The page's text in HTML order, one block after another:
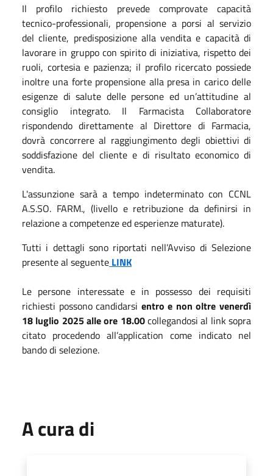
Il profilo richiesto prevede comprovate capacità
tecnico-professionali, propensione a porsi al servizio
del cliente, predisposizione alla vendita e capacità di
lavorare in gruppo con spirito di iniziativa, rispetto dei
ruoli, cortesia e pazienza; il profilo ricercato possiede
inoltre una forte propensione alla presa in carico delle
esigenze di salute delle persone ed un’attitudine al
consiglio integrato. Il Farmacista Collaboratore
rispondendo direttamente al Direttore di Farmacia,
dovrà concorrere al raggiungimento degli obiettivi di
soddisfazione del cliente e di risultato economico di
vendita.
L'assunzione sarà a tempo indeterminato con CCNL
A.S.SO. FARM., (livello e retribuzione da definirsi in
relazione a competenze ed esperienze maturate).
Tutti i dettagli sono riportati nell’Avviso di Selezione
presente al seguente LINK
Le persone interessate e in possesso dei requisiti
richiesti possono candidarsi entro e non oltre venerdì
18 luglio 2025 alle ore 18.00collegandosi al link sopra
citato procedendo all’application come indicato nel
bando di selezione.
A cura di